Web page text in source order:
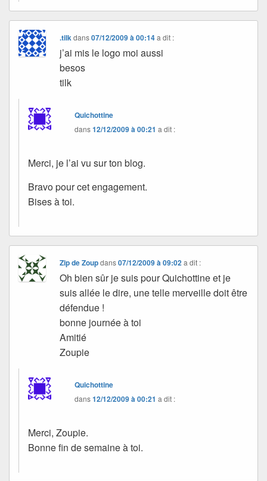
.tilk dans07/12/2009 à 00:14 a dit :
j’ai mis le logo moi aussi
besos
tilk
Quichottine
dans12/12/2009 à 00:21 a dit :
Merci, je l’ai vu sur ton blog.
Bravo pour cet engagement.
Bises à toi.
Zip de Zoupdans07/12/2009 à 09:02 a dit :
Oh bien sûr je suis pour Quichottine et je
suis allée le dire, une telle merveille doit être
défendue !
bonne journée à toi
Amitié
Zoupie
Quichottine
dans12/12/2009 à 00:21 a dit :
Merci, Zoupie.
Bonne fin de semaine à toi.